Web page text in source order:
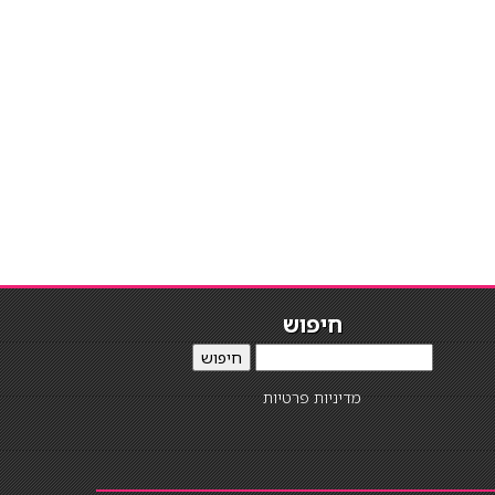
חיפוש
חיפוש
מדיניות פרטיות